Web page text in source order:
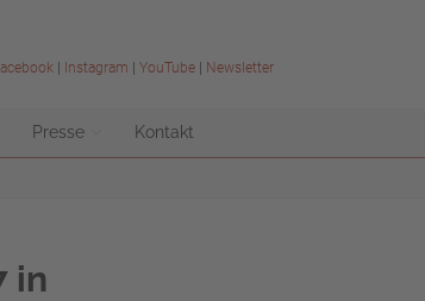
| Instagram YouTube| Newsletter
Presse Kontakt
in